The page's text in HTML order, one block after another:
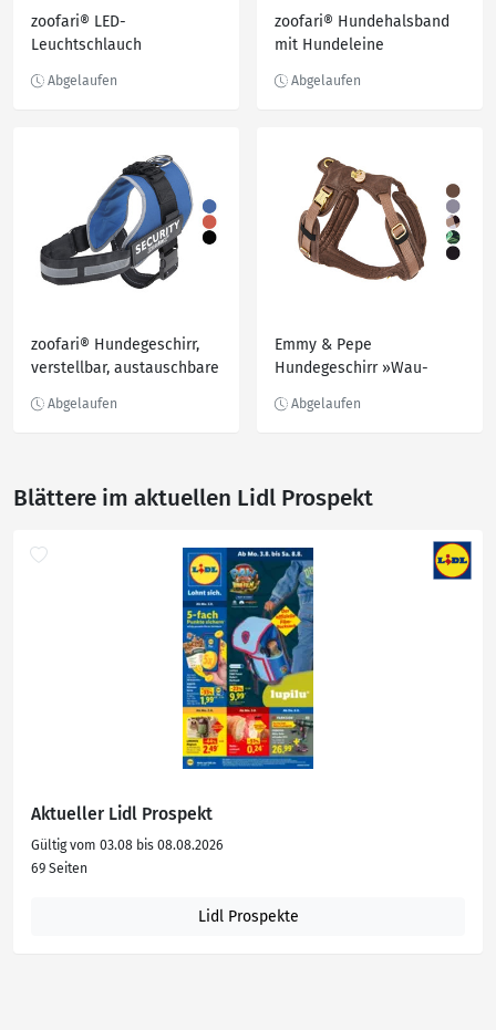
zoofari® LED-
Leuchtschlauch
Leuchtfunktionen
zoofari® Hundehalsband
mit Hundeleine
zoofari® Hundegeschirr,
verstellbar, austauschbare
Emmy & Pepe
Hundegeschirr »Wau-
Ringen
Blättere im aktuellen Lidl Prospekt
Aktueller Lidl Prospekt
Gültig vom 03.08 bis 08.08.2026
69 Seiten
Lidl Prospekte